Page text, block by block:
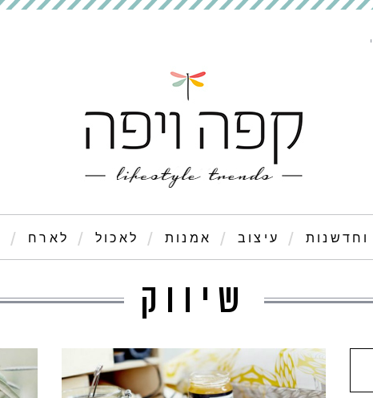
וחדשנות עיצוב אמנות לאכול לארח
שיווק